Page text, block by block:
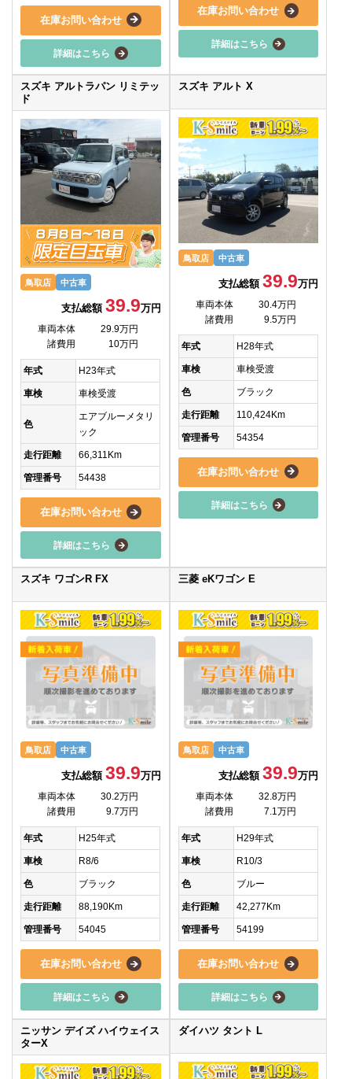
在庫お問い合わせ
詳細はこちら
在庫お問い合わせ
詳細はこちら
スズキ アルトラパン リミテッ
ド
鳥取店 中古車
支払総額 39.9万円
車両本体
29.9万円
諸費用
10万円
年式 H23年式
車検 車検受渡
色
エアブルーメタリ
ック
走行距離 66,311Km
管理番号 54438
在庫お問い合わせ
詳細はこちら
スズキ アルト X
鳥取店 中古車
支払総額39.9万円
車両本体
30.4万円
諸費用
9.5万円
年式 H28年式
車検 車検受渡
色 ブラック
走行距離 110,424Km
管理番号 54354
在庫お問い合わせ
詳細はこちら
スズキ ワゴンR FX
鳥取店 中古車
支払総額 39.9万円
車両本体
30.2万円
諸費用
9.7万円
年式 H25年式
車検 R8/6
色 ブラック
走行距離 88,190Km
管理番号 54045
在庫お問い合わせ
詳細はこちら
三菱 eKワゴン E
鳥取店 中古車
支払総額39.9万円
車両本体
32.8万円
諸費用
7.1万円
年式 H29年式
車検 R10/3
色 ブルー
走行距離 42,277Km
管理番号 54199
在庫お問い合わせ
詳細はこちら
ニッサン デイズ ハイウェイス
ターX
ダイハツ タント L